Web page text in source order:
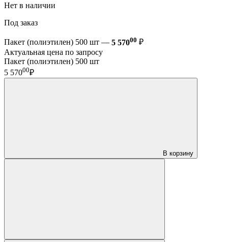
Нет в наличии
Под заказ
Пакет (полиэтилен) 500 шт — 5 57000 ₽
Актуальная цена по запросу
Пакет (полиэтилен) 500 шт
5 57000₽
В корзину